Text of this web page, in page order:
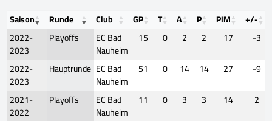
Saison Runde Club GP T A P PIM
+/-
2022-
2023
Playoffs
EC Bad
Nauheim
15 0 2 2 17
-3
2022-
2023
Hauptrunde EC Bad
Nauheim
51 0 14 14 27
-9
2021-
2022
Playoffs
EC Bad
Nauheim
11 0 3 3 14
2